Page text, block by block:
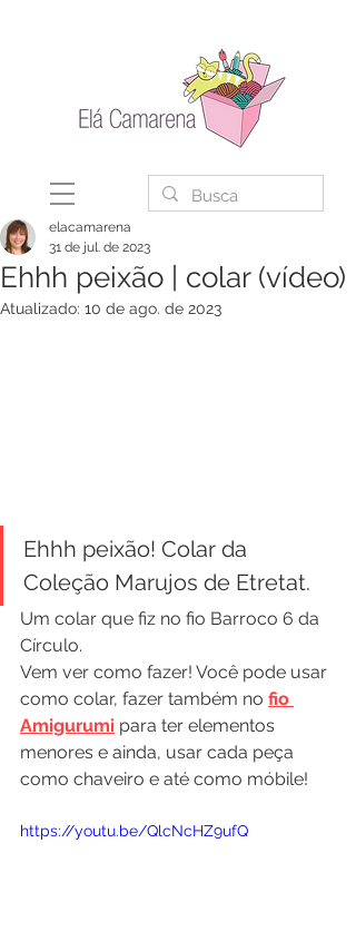
Ehhh peixão | colar (vídeo)
elacamarena
31 de jul. de 2023
Atualizado: 10 de ago. de 2023
Ehhh peixão! Colar da
Coleção Marujos de Etretat.
Um colar que fiz no fio Barroco 6 da
Círculo.
Vem ver como fazer! Você pode usar
como colar, fazer também no fio
Amigurumi para ter elementos
menores e ainda, usar cada peça
como chaveiro e até como móbile!
https://youtu.be/QlcNcHZ9ufQ